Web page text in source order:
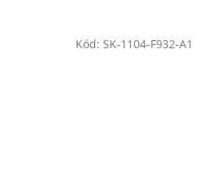
Kód: SK-1104-F932-A1